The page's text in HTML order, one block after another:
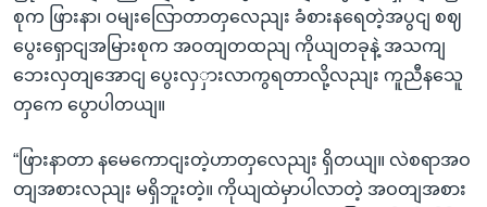
စုက ဖြားနာ၊ ဝမျးလြောတာတှလေညျး ခံစားနရေတဲ့အပွငျ စဈ
ပွေးရှောငျအမြားစုက အဝတျတထညျ ကိုယျတခုနဲ့ အသကျ
ဘေးလှတျအောငျ ပွေးလှှားလာကွရတာလို့လညျး ကူညီနသေူ
တှကေ ပွောပါတယျ။
“ဖြားနာတာ နမေကောငျးတဲ့ဟာတှလေညျး ရှိတယျ။ လဲစရာအဝ
တျအစားလညျး မရှိဘူးတဲ့။ ကိုယျထဲမှာပါလာတဲ့ အဝတျအစား